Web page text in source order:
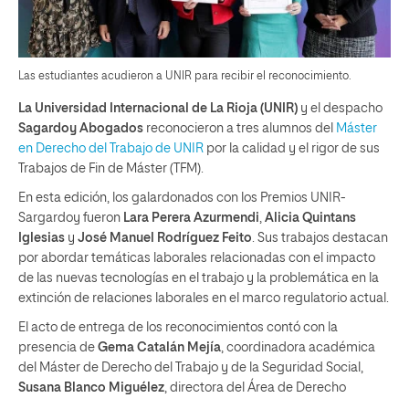
Las estudiantes acudieron a UNIR para recibir el reconocimiento.
La Universidad Internacional de La Rioja (UNIR) y el despacho
Sagardoy Abogados reconocieron a tres alumnos del Máster
en Derecho del Trabajo de UNIR por la calidad y el rigor de sus
Trabajos de Fin de Máster (TFM).
En esta edición, los galardonados con los Premios UNIR-
Sargardoy fueron Lara Perera Azurmendi Alicia Quintans
Iglesias y José Manuel Rodríguez Feito . Sus trabajos destacan
por abordar temáticas laborales relacionadas con el impacto
de las nuevas tecnologías en el trabajo y la problemática en la
extinción de relaciones laborales en el marco regulatorio actual.
El acto de entrega de los reconocimientos contó con la
presencia de Gema Catalán Mejía , coordinadora académica
del Máster de Derecho del Trabajo y de la Seguridad Social,
Susana Blanco Miguélez , directora del Área de Derecho